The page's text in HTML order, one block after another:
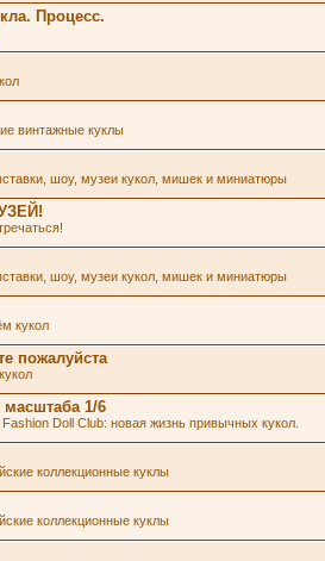
Процесс.
винтажные куклы
шоу, музеи кукол, мишек и миниатюры
шоу, музеи кукол, мишек и миниатюры
кукол
пожалуйста
масштаба 1/6
Doll Club: новая жизнь привычных кукол.
коллекционные куклы
коллекционные куклы